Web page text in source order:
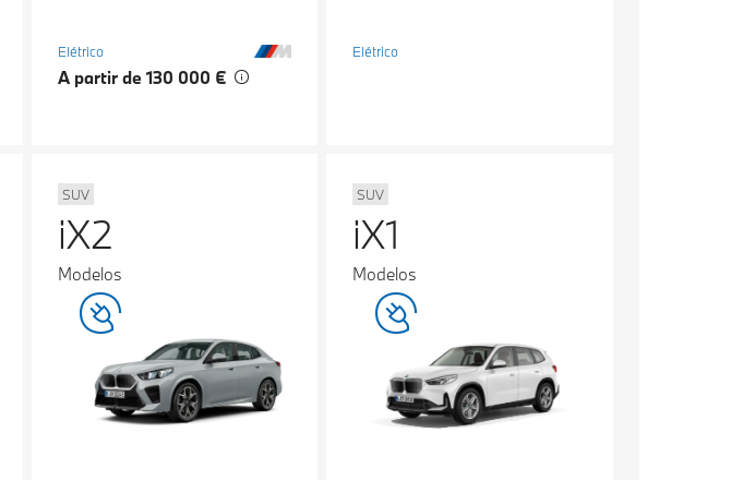
Elétrico
A partir de 130 000 €
Elétrico
SUV
iX2
Modelos
SUV
iX1
Modelos